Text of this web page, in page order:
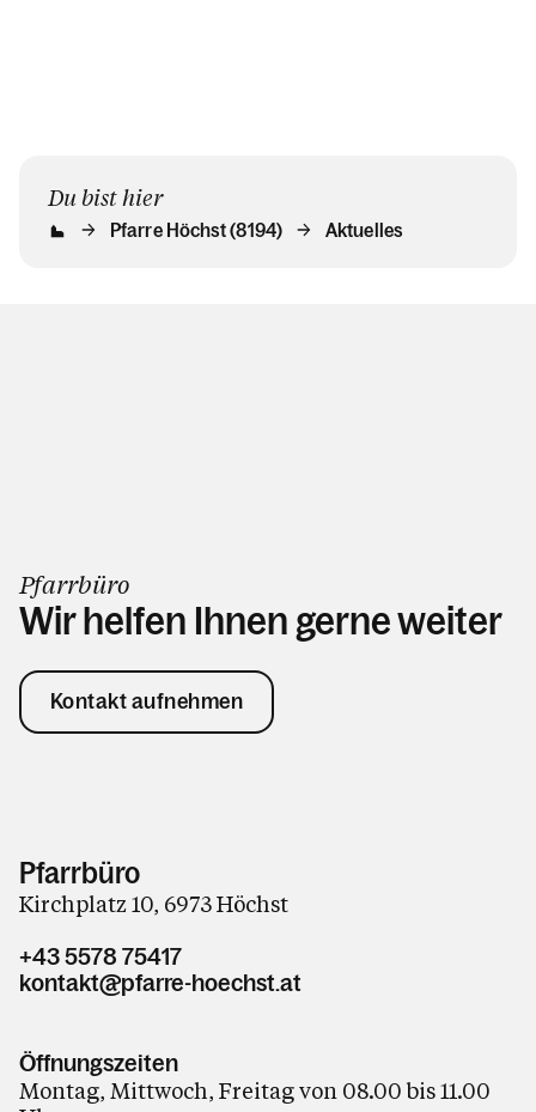
Du bist hier
Pfarre Höchst (8194) Aktuelles
Pfarrbüro
Wir helfen Ihnen gerne weiter
Kontakt aufnehmen
Pfarrbüro
Kirchplatz 10, 6973 Höchst
+43 5578 75417
kontakt@pfarre-hoechst.at
Öffnungszeiten
Montag, Mittwoch, Freitag von 08.00 bis 11.00